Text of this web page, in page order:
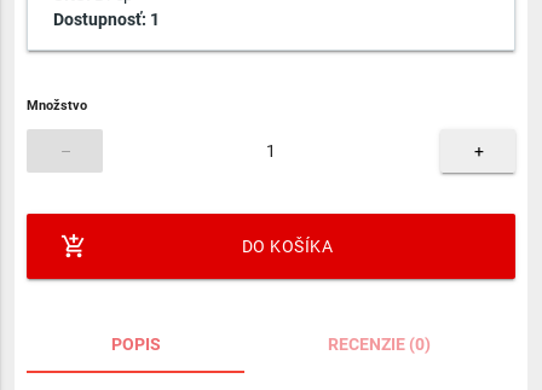
Dostupnosť: 1
Množstvo
– +
add_shopping_cart DO KOŠÍKA
POPIS RECENZIE (0)